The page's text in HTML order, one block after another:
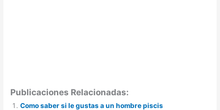
Publicaciones Relacionadas:
Como saber si le gustas a un hombre piscis